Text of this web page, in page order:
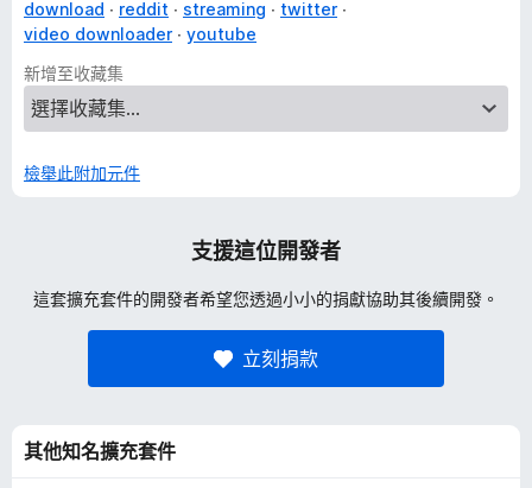
download reddit streaming
twitter
video downloader
youtube
新增至收藏集
檢舉此附加元件
支援這位開發者
這套擴充套件的開發者希望您透過小小的捐獻協助其後續開發。
立刻捐款
其他知名擴充套件